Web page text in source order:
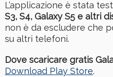
L’applicazione è stata
S3, S4, Galaxy S5 e altri
non è da escludere che
su altri telefoni.
Dove scaricare gratis
Download Play Store.